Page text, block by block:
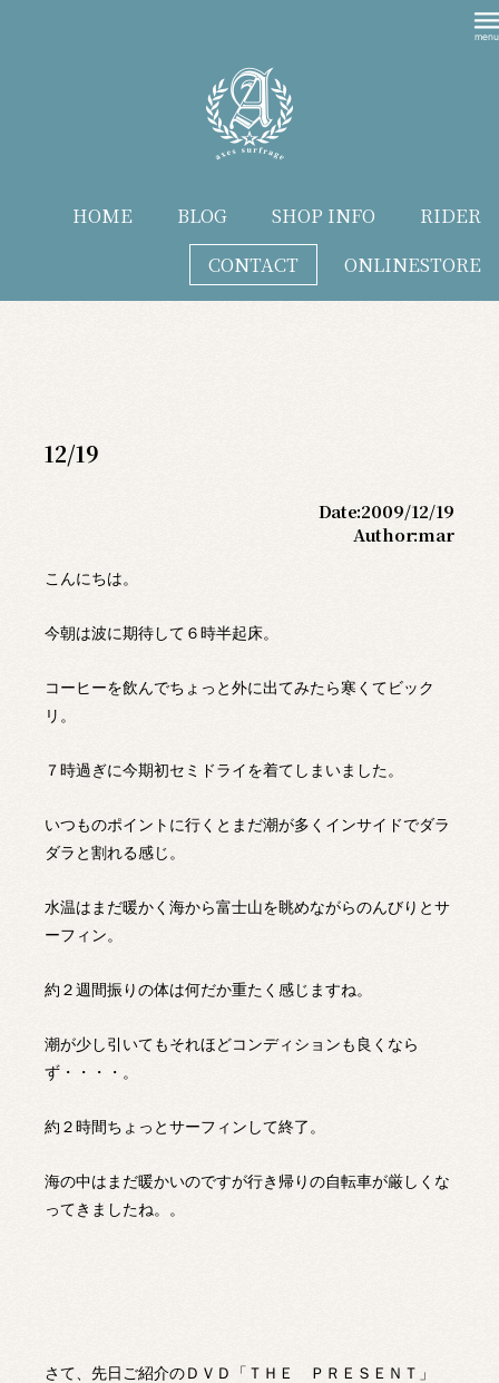
HOME BLOG SHOP INFO
RIDER
CONTACT
ONLINESTORE
12/19
Date:2009/12/19
Author:mar
こんにちは。
今朝は波に期待して６時半起床。
コーヒーを飲んでちょっと外に出てみたら寒くてビック
リ。
７時過ぎに今期初セミドライを着てしまいました。
いつものポイントに行くとまだ潮が多くインサイドでダラ
ダラと割れる感じ。
水温はまだ暖かく海から富士山を眺めながらのんびりとサ
ーフィン。
約２週間振りの体は何だか重たく感じますね。
潮が少し引いてもそれほどコンディションも良くなら
ず・・・・。
約２時間ちょっとサーフィンして終了。
海の中はまだ暖かいのですが行き帰りの自転車が厳しくな
ってきましたね。。
さて、先日ご紹介のＤＶＤ「ＴＨＥ ＰＲＥＳＥＮＴ」